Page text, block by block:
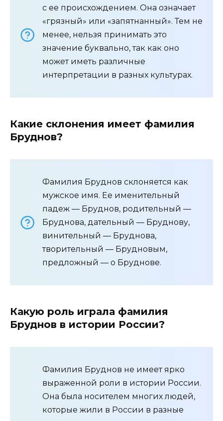
с ее происхождением. Она означает
«грязный» или «запятнанный». Тем не
менее, нельзя принимать это
значение буквально, так как оно
может иметь различные
интерпретации в разных культурах.
Какие склонения имеет фамилия
Бруднов?
Фамилия Бруднов склоняется как
мужское имя. Ее именительный
падеж — Бруднов, родительный —
Бруднова, дательный — Бруднову,
винительный — Бруднова,
творительный — Брудновым,
предложный — о Бруднове.
Какую роль играла фамилия
Бруднов в истории России?
Фамилия Бруднов не имеет ярко
выраженной роли в истории России.
Она была носителем многих людей,
которые жили в России в разные